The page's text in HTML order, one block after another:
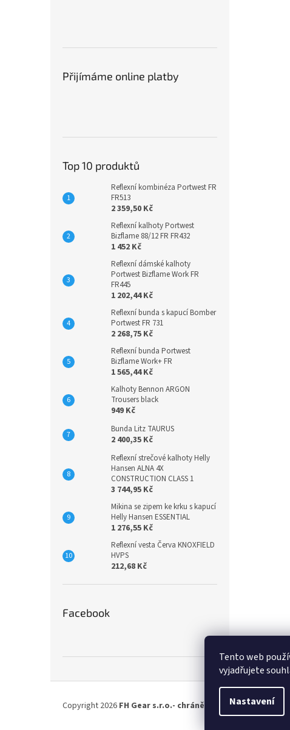
Tento web
vyjadřujete
Nastavení
Přijímáme online platby
Top 10 produktů
Reflexní kombinéza Portwest FR
FR513
2 359,50 Kč
Reflexní kalhoty Portwest
Bizflame 88/12 FR FR432
1 452 Kč
Reflexní dámské kalhoty
Portwest Bizflame Work FR
FR445
1 202,44 Kč
Reflexní bunda s kapucí Bomber
Portwest FR 731
2 268,75 Kč
Reflexní bunda Portwest
Bizflame Work+ FR
1 565,44 Kč
Kalhoty Bennon ARGON
Trousers black
949 Kč
Bunda Litz TAURUS
2 400,35 Kč
Reflexní strečové kalhoty Helly
Hansen ALNA 4X
CONSTRUCTION CLASS 1
3 744,95 Kč
Mikina se zipem ke krku s kapucí
Helly Hansen ESSENTIAL
1 276,55 Kč
Reflexní vesta Červa KNOXFIELD
HVPS
212,68 Kč
Facebook
Copyright 2026 FH Gear s.r.o.- chráněná dílna. Všechna